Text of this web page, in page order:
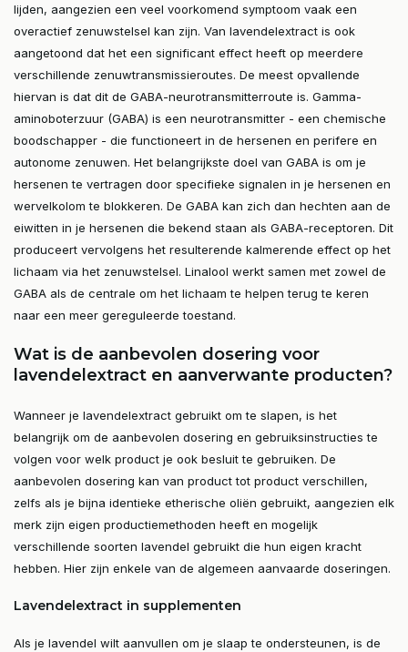
lijden, aangezien een veel voorkomend symptoom vaak een
overactief zenuwstelsel kan zijn. Van lavendelextract is ook
aangetoond dat het een significant effect heeft op meerdere
verschillende zenuwtransmissieroutes. De meest opvallende
hiervan is dat dit de GABA-neurotransmitterroute is. Gamma-
aminoboterzuur (GABA) is een neurotransmitter - een chemische
boodschapper - die functioneert in de hersenen en perifere en
autonome zenuwen. Het belangrijkste doel van GABA is om je
hersenen te vertragen door specifieke signalen in je hersenen en
wervelkolom te blokkeren. De GABA kan zich dan hechten aan de
eiwitten in je hersenen die bekend staan als GABA-receptoren. Dit
produceert vervolgens het resulterende kalmerende effect op het
lichaam via het zenuwstelsel. Linalool werkt samen met zowel de
GABA als de centrale om het lichaam te helpen terug te keren
naar een meer gereguleerde toestand.
Wat is de aanbevolen dosering voor
lavendelextract en aanverwante producten?
Wanneer je lavendelextract gebruikt om te slapen, is het
belangrijk om de aanbevolen dosering en gebruiksinstructies te
volgen voor welk product je ook besluit te gebruiken. De
aanbevolen dosering kan van product tot product verschillen,
zelfs als je bijna identieke etherische oliën gebruikt, aangezien elk
merk zijn eigen productiemethoden heeft en mogelijk
verschillende soorten lavendel gebruikt die hun eigen kracht
hebben. Hier zijn enkele van de algemeen aanvaarde doseringen.
Lavendelextract in supplementen
Als je lavendel wilt aanvullen om je slaap te ondersteunen, is de